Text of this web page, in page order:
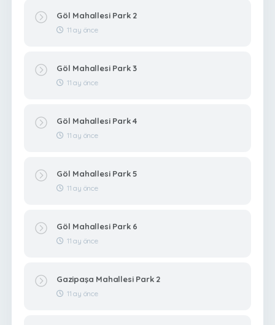
Göl Mahallesi Park 2
11 ay önce
Göl Mahallesi Park 3
11 ay önce
Göl Mahallesi Park 4
11 ay önce
Göl Mahallesi Park 5
11 ay önce
Göl Mahallesi Park 6
11 ay önce
Gazipaşa Mahallesi Park 2
11 ay önce